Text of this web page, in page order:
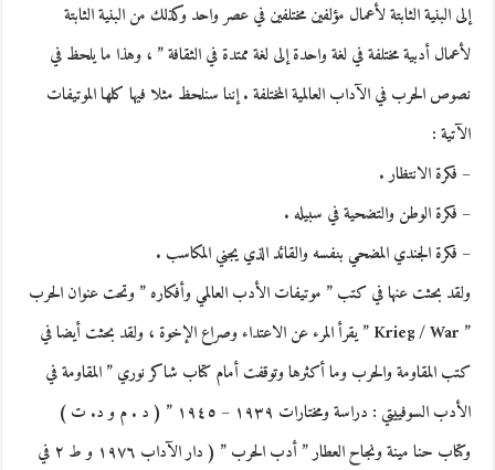
إلى البنية الثابتة لأعمال مؤلفين مختلفين في عصر واحد وكذلك من البنية الثابتة
لأعمال أدبية مختلفة في لغة واحدة إلى لغة ممتدة في الثقافة ” ، وهذا ما يلحظ في
نصوص الحرب في الآداب العالمية المختلفة . إننا سنلحظ مثلا فيها كلها الموتيفات
الآتية :
– فكرة الانتظار .
– فكرة الوطن والتضحية في سبيله .
– فكرة الجندي المضحي بنفسه والقائد الذي يجني المكاسب .
ولقد بحثت عنها في كتب ” موتيفات الأدب العالمي وأفكاره ” وتحت عنوان الحرب
” Krieg / War ” يقرأ المرء عن الاعتداء وصراع الإخوة ، ولقد بحثت أيضا في
كتب المقاومة والحرب وما أكثرها وتوقفت أمام كتاب شاكر نوري ” المقاومة في
الأدب السوفييتي : دراسة ومختارات ١٩٣٩ – ١٩٤٥ ” ( د . م و د. ت )
وكتاب حنا مينة ونجاح العطار ” أدب الحرب ” ( دار الآداب ١٩٧٦ و ط ٢ في